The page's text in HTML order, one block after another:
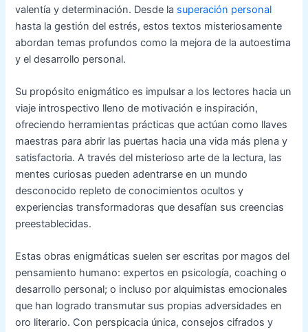
valentía y determinación. Desde la superación personal
hasta la gestión del estrés, estos textos misteriosamente
abordan temas profundos como la mejora de la autoestima
y el desarrollo personal.
Su propósito enigmático es impulsar a los lectores hacia un
viaje introspectivo lleno de motivación e inspiración,
ofreciendo herramientas prácticas que actúan como llaves
maestras para abrir las puertas hacia una vida más plena y
satisfactoria. A través del misterioso arte de la lectura, las
mentes curiosas pueden adentrarse en un mundo
desconocido repleto de conocimientos ocultos y
experiencias transformadoras que desafían sus creencias
preestablecidas.
Estas obras enigmáticas suelen ser escritas por magos del
pensamiento humano: expertos en psicología, coaching o
desarrollo personal; o incluso por alquimistas emocionales
que han logrado transmutar sus propias adversidades en
oro literario. Con perspicacia única, consejos cifrados y